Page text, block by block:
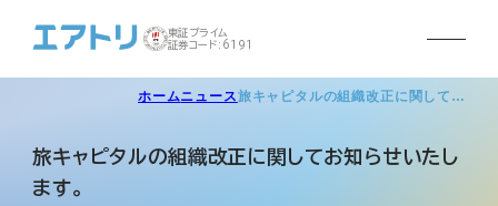
東証プライム
証券コード:6191
ホームニュース旅キャピタルの組織改正に関して…
旅キャピタルの組織改正に関してお知らせいたし
ます。